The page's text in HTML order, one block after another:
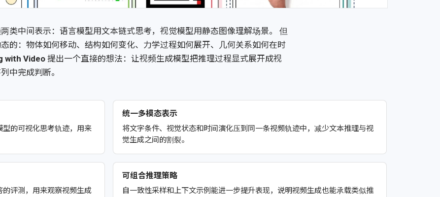
类中间表示：语言模型用文本链式思考，视觉模型用静态图像理解场景。 但
的：物体如何移动、结构如何变化、力学过程如何展开、几何关系如何在时
with Video 提出一个直接的想法：让视频生成模型把推理过程显式展开成视
中完成判断。
的可视化思考轨迹，用来
统一多模态表示
将文字条件、视觉状态和时间演化压到同一条视频轨迹中，减少文本推理与视
觉生成之间的割裂。
评测，用来观察视频生成
可组合推理策略
自一致性采样和上下文示例能进一步提升表现，说明视频生成也能承载类似推